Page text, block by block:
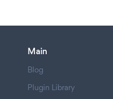
Main
Blog
Plugin Library